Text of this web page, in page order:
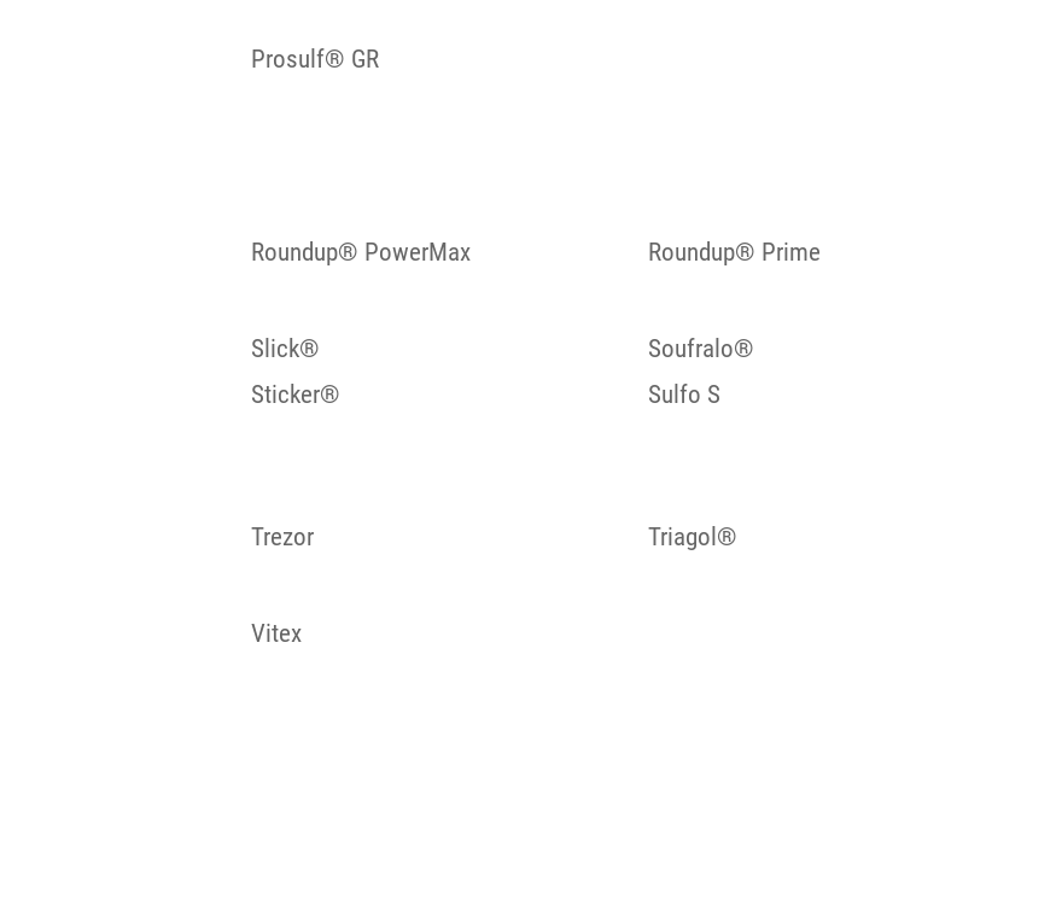
Prosulf® GR
Roundup® PowerMax
Roundup® Prime
Slick®
Soufralo®
Sticker®
Sulfo S
Trezor
Triagol®
Vitex